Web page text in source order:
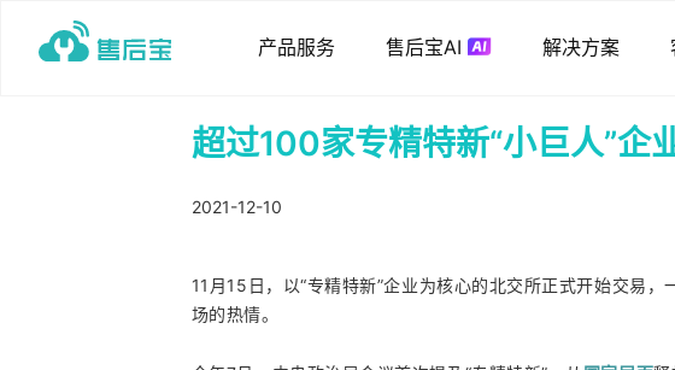
产品服务 售后宝AI 解决方案
超过100家专精特新“小巨人”企
2021-12-10
11月15日，以“专精特新”企业为核心的北交所正式开始交易
场的热情。